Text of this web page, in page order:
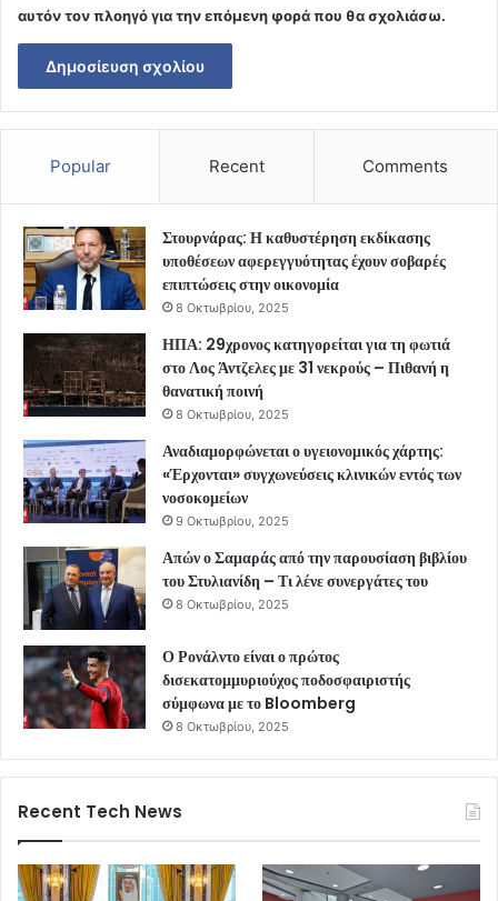
αυτόν τον πλοηγό για την επόμενη φορά που θα σχολιάσω.
Popular Recent Comments
Στουρνάρας: Η καθυστέρηση εκδίκασης
υποθέσεων αφερεγγυότητας έχουν σοβαρές
επιπτώσεις στην οικονομία
8 Οκτωβρίου, 2025
ΗΠΑ: 29χρονος κατηγορείται για τη φωτιά
στο Λος Άντζελες με 31 νεκρούς – Πιθανή η
θανατική ποινή
8 Οκτωβρίου, 2025
Αναδιαμορφώνεται ο υγειονομικός χάρτης:
«Έρχονται» συγχωνεύσεις κλινικών εντός των
νοσοκομείων
9 Οκτωβρίου, 2025
Απών ο Σαμαράς από την παρουσίαση βιβλίου
του Στυλιανίδη – Τι λένε συνεργάτες του
8 Οκτωβρίου, 2025
Ο Ρονάλντο είναι ο πρώτος
δισεκατομμυριούχος ποδοσφαιριστής
σύμφωνα με το Bloomberg
8 Οκτωβρίου, 2025
Recent Tech News